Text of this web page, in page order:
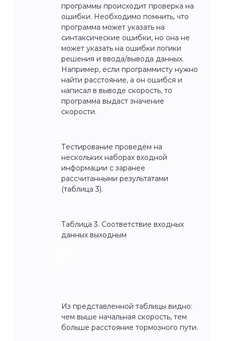
программы происходит проверка на
ошибки. Необходимо помнить, что
программа может указать на
синтаксические ошибки, но она не
может указать на ошибки логики
решения и ввода/вывода данных.
Например, если программисту нужно
найти расстояние, а он ошибся и
написал в выводе скорость, то
программа выдаст значение
скорости.
Тестирование проведём на
нескольких наборах входной
информации с заранее
рассчитанными результатами
(таблица 3).
Таблица 3. Соответствие входных
данных выходным
Из представленной таблицы видно:
чем выше начальная скорость, тем
больше расстояние тормозного пути.